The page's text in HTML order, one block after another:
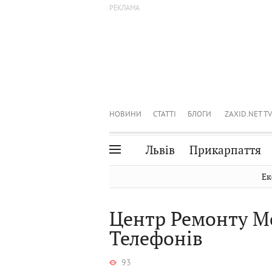
НОВИНИ СТАТТІ БЛОГИ ZAXID.NET TV
Львів Прикарпаття
Волинь
Закарпаття
Чернівці
Центр Ремонту
Телефонів
93